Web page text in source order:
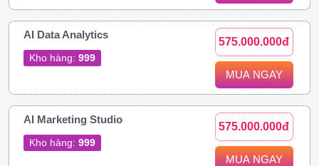
AI Data Analytics
Kho hàng: 999
575.000.000đ
MUA NGAY
AI Marketing Studio
Kho hàng: 999
575.000.000đ
MUA NGAY